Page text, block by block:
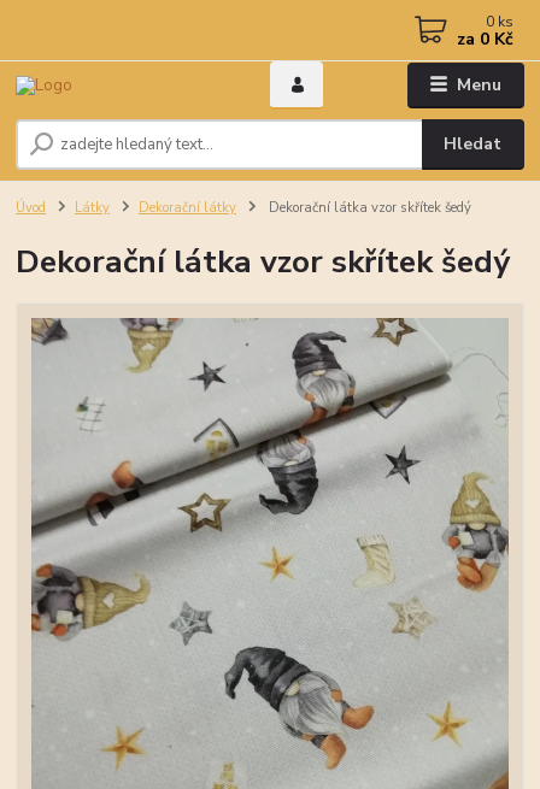
Menu
Hledat
0 ks
za 0 Kč
Úvod Látky Dekorační látky Dekorační látka vzor skřítek šedý
Dekorační látka vzor skřítek šedý